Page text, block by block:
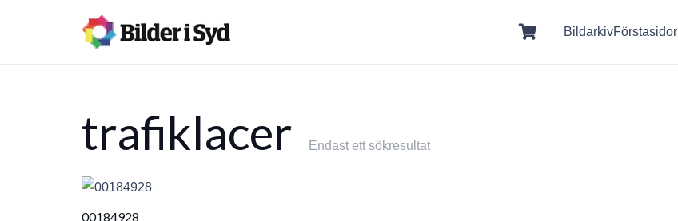
BildarkivFörstasidor
trafiklacer Endast ett sökresultat
00184928